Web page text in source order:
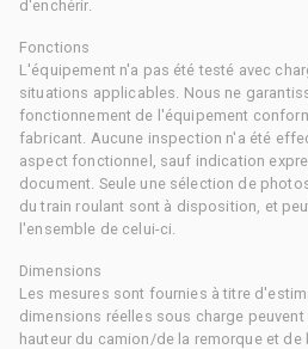
d'enchérir.
Fonctions
L'équipement n'a pas été testé avec
situations applicables. Nous ne
fonctionnement de l'équipement
fabricant. Aucune inspection n'a été
aspect fonctionnel, sauf indication
document. Seule une sélection de
du train roulant sont à disposition, et
l'ensemble de celui-ci.
Dimensions
Les mesures sont fournies à titre
dimensions réelles sous charge
hauteur du camion/de la remorque et